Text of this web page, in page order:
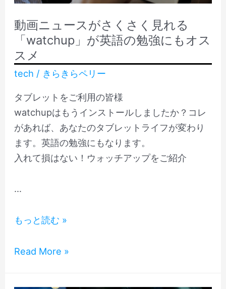
ン
「Be
more
dog」
カ
イ
イ
に
ゃ
ん
ー
ン
「Be
more
カ
ワ
イ
イ
に
ん
動画ニュースがさくさく見れる
「watchup」が英語の勉強にもオス
スメ
tech / きらきらペリー
タブレットをご利用の皆様
watchupはもうインストールしましたか？コレ
があれば、あなたのタブレットライフが変わり
ます。英語の勉強にもなります。
入れて損はない！ウォッチアップをご紹介
…
動
ニ
もっと読む »
動
Read More »